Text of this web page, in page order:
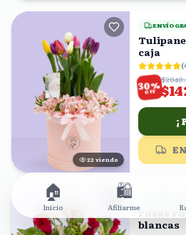
22 viendo
ENVÍO
caja
(
30%
OFF
ENVÍO
rosas
blancas
🏠
Inicio
🛍️
Afiliarme